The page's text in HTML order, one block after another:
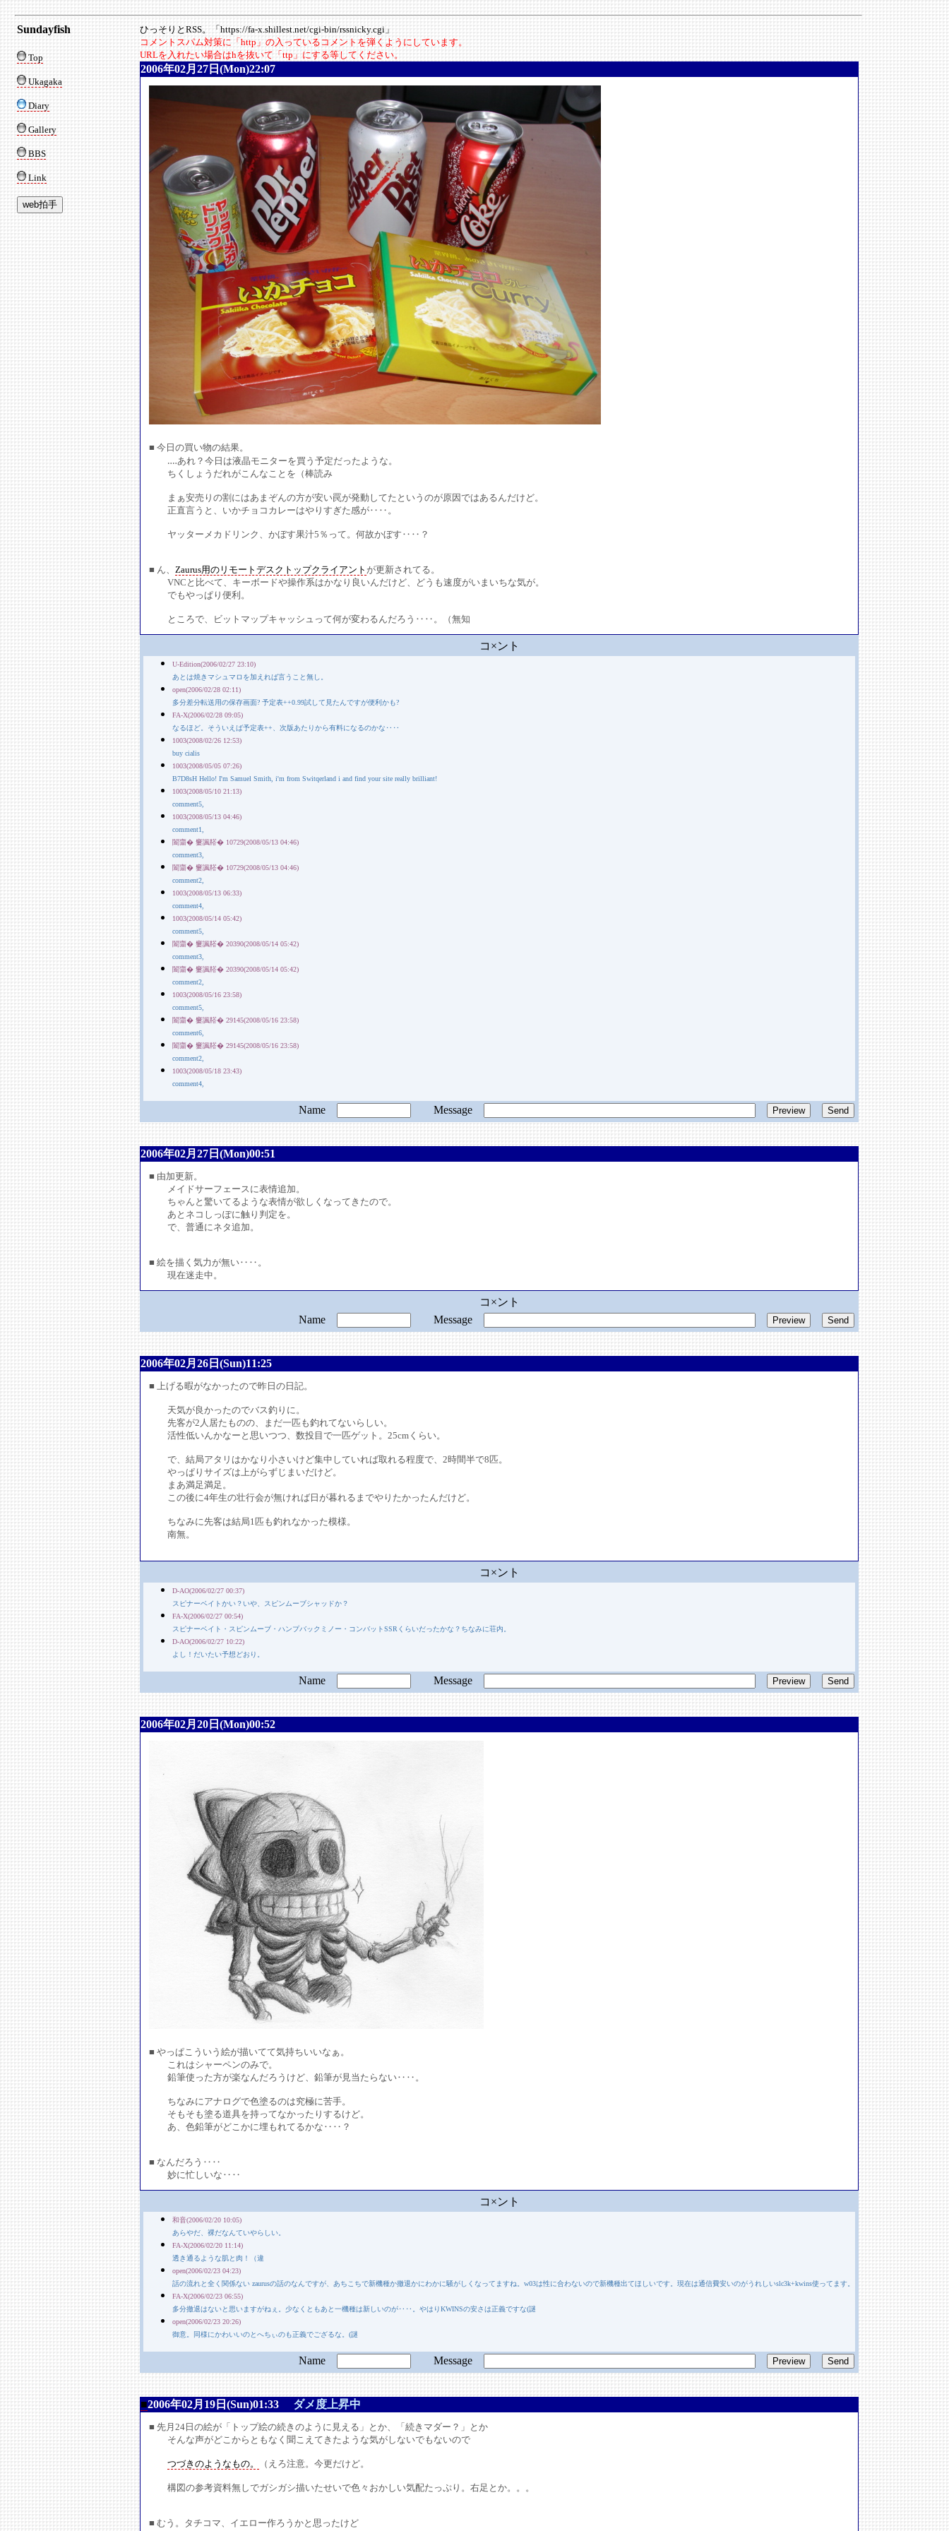
Sundayfish
Top
Ukagaka
Diary
Gallery
BBS
Link
ひっそりとRSS。「https://fa-x.shillest.net/cgi-bin/rssnicky.cgi」
コメントスパム対策に「http」の入っているコメントを弾くようにしています。
URLを入れたい場合はhを抜いて「ttp」にする等してください。
2006年02月27日(Mon)22:07
■ 今日の買い物の結果。
‥‥あれ？今日は液晶モニターを買う予定だったような。
ちくしょうだれがこんなことを（棒読み
まぁ安売りの割にはあまぞんの方が安い罠が発動してたというのが原因ではあるんだけど。
正直言うと、いかチョコカレーはやりすぎた感が‥‥。
ヤッターメカドリンク、かぼす果汁5％って。何故かぼす‥‥？
■ ん、 Zaurus用のリモートデスクトップクライアント が更新されてる。
VNCと比べて、キーボードや操作系はかなり良いんだけど、どうも速度がいまいちな気が。
でもやっぱり便利。
ところで、ビットマップキャッシュって何が変わるんだろう‥‥。（無知
コ×ント
U-Edition(2006/02/27 23:10)
あとは焼きマシュマロを加えれば言うこと無し。
open(2006/02/28 02:11)
多分差分転送用の保存画面? 予定表++0.99試して見たんですが便利かも?
FA-X(2006/02/28 09:05)
なるほど。そういえば予定表++、次版あたりから有料になるのかな‥‥
1003(2008/02/26 12:53)
buy cialis
1003(2008/05/05 07:26)
B7D8sH Hello! I'm Samuel Smith, i'm from Switqerland i and find your site really brilliant!
1003(2008/05/10 21:13)
comment5,
1003(2008/05/13 04:46)
comment1,
闔齏� 窶諷鞳� 10729(2008/05/13 04:46)
comment3,
闔齏� 窶諷鞳� 10729(2008/05/13 04:46)
comment2,
1003(2008/05/13 06:33)
comment4,
1003(2008/05/14 05:42)
comment5,
闔齏� 窶諷鞳� 20390(2008/05/14 05:42)
comment3,
闔齏� 窶諷鞳� 20390(2008/05/14 05:42)
comment2,
1003(2008/05/16 23:58)
comment5,
闔齏� 窶諷鞳� 29145(2008/05/16 23:58)
comment6,
闔齏� 窶諷鞳� 29145(2008/05/16 23:58)
comment2,
1003(2008/05/18 23:43)
comment4,
Name Message
2006年02月27日(Mon)00:51
■ 由加更新。
メイドサーフェースに表情追加。
ちゃんと驚いてるような表情が欲しくなってきたので。
あとネコしっぽに触り判定を。
で、普通にネタ追加。
■ 絵を描く気力が無い‥‥。
現在迷走中。
コ×ント
Name
Message
2006年02月26日(Sun)11:25
■ 上げる暇がなかったので昨日の日記。
天気が良かったのでバス釣りに。
先客が2人居たものの、まだ一匹も釣れてないらしい。
活性低いんかなーと思いつつ、数投目で一匹ゲット。25cmくらい。
で、結局アタリはかなり小さいけど集中していれば取れる程度で、2時間半で8匹。
やっぱりサイズは上がらずじまいだけど。
まあ満足満足。
この後に4年生の壮行会が無ければ日が暮れるまでやりたかったんだけど。
ちなみに先客は結局1匹も釣れなかった模様。
南無。
コ×ント
D-AO(2006/02/27 00:37)
スピナーベイトかい？いや、スピンムーブシャッドか？
FA-X(2006/02/27 00:54)
スピナーベイト・スピンムーブ・ハンプバックミノー・コンバットSSRくらいだったかな？ちなみに荘内。
D-AO(2006/02/27 10:22)
よし！だいたい予想どおり。
Name Message
2006年02月20日(Mon)00:52
■ やっぱこういう絵が描いてて気持ちいいなぁ。
これはシャーペンのみで。
鉛筆使った方が楽なんだろうけど、鉛筆が見当たらない‥‥。
ちなみにアナログで色塗るのは究極に苦手。
そもそも塗る道具を持ってなかったりするけど。
あ、色鉛筆がどこかに埋もれてるかな‥‥？
■ なんだろう‥‥
妙に忙しいな‥‥
コ×ント
和音(2006/02/20 10:05)
あらやだ、裸だなんていやらしい。
FA-X(2006/02/20 11:14)
透き通るような肌と肉！（違
open(2006/02/23 04:23)
話の流れと全く関係ない zaurusの話のなんですが、あちこちで新機種か撤退かにわかに騒がしくなってますね。w03は性に合わないので新機種出てほしいです。現在は通信費安いのがうれしいslc3k+kwins使ってます。
FA-X(2006/02/23 06:55)
多分撤退はないと思いますがねぇ。少なくともあと一機種は新しいのが‥‥。やはりKWINSの安さは正義ですな(謎
open(2006/02/23 20:26)
御意。同様にかわいいのとへちぃのも正義でござるな。(謎
Name Message
■2006年02月19日(Sun)01:33 ダメ度上昇中
■ 先月24日の絵が「トップ絵の続きのように見える」とか、「続きマダー？」とか
そんな声がどこからともなく聞こえてきたような気がしないでもないので
つづきのようなもの。 （えろ注意。今更だけど。
構図の参考資料無しでガシガシ描いたせいで色々おかしい気配たっぷり。右足とか。。。
■ むう。タチコマ、イエロー作ろうかと思ったけど